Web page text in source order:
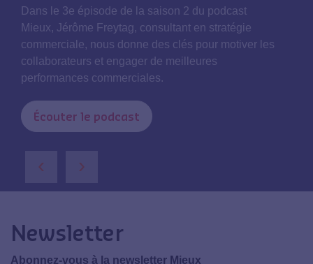
Dans le 3e épisode de la saison 2 du podcast
Mieux, Jérôme Freytag, consultant en stratégie
commerciale, nous donne des clés pour motiver les
collaborateurs et engager de meilleures
performances commerciales.
Écouter le podcast
‹ ›
Newsletter
Abonnez-vous à la newsletter Mieux